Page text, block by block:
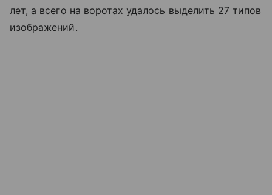
лет, а всего на воротах удалось выделить 27 типов
изображений.